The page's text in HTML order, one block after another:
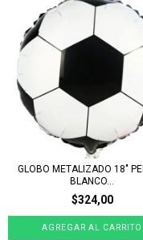
GLOBO METALIZADO 18"
BLANCO...
$324,00